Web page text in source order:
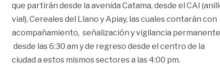
que partirán desde la avenida Catama, desde el CAI
vial), Cereales del Llano y Apiay, las cuales contarán con
acompañamiento, señalización y vigilancia permanente
desde las 6:30 am y de regreso desde el centro de la
ciudad a estos mismos sectores a las 4:00 pm.